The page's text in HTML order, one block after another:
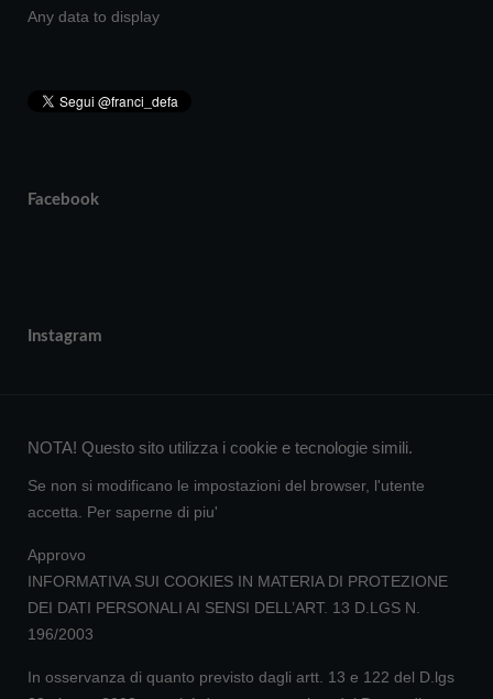
Any data to display
Facebook
Instagram
NOTA! Questo sito utilizza i cookie e tecnologie simili.
Se non si modificano le impostazioni del browser, l'utente
accetta. Per saperne di piu'
Approvo
INFORMATIVA SUI COOKIES IN MATERIA DI PROTEZIONE
DEI DATI PERSONALI AI SENSI DELL’ART. 13 D.LGS N.
196/2003
In osservanza di quanto previsto dagli artt. 13 e 122 del D.lgs